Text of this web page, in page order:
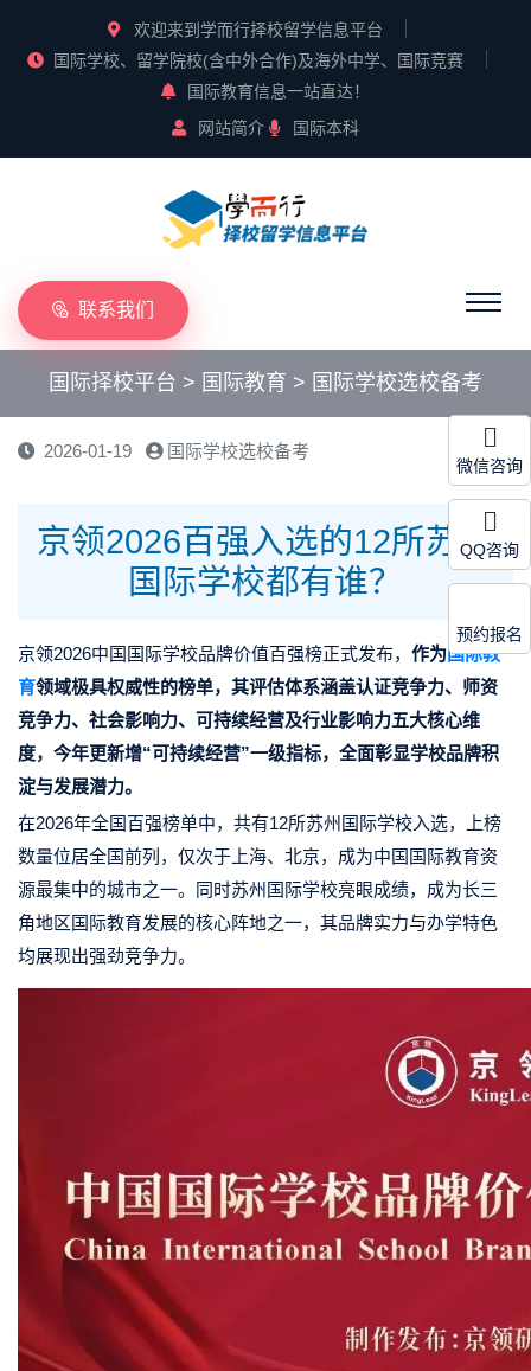
欢迎来到学而行择校留学信息平台
国际学校、留学院校(含中外合作)及海外中学、国际竞赛
国际教育信息一站直达！
网站简介
国际本科
联系我们
国际择校平台 > 国际教育 > 国际学校选校备考
2026-01-19 国际学校选校备考
京领2026百强入选的12所苏州
国际学校都有谁？
京领2026中国国际学校品牌价值百强榜正式发布， 作为国际教
育领域极具权威性的榜单，其评估体系涵盖认证竞争力、师资
竞争力、社会影响力、可持续经营及行业影响力五大核心维
度，今年更新增“可持续经营”一级指标，全面彰显学校品牌积
淀与发展潜力。
在2026年全国百强榜单中，共有12所苏州国际学校入选，上榜
数量位居全国前列，仅次于上海、北京，成为中国国际教育资
源最集中的城市之一。同时苏州国际学校亮眼成绩，成为长三
角地区国际教育发展的核心阵地之一，其品牌实力与办学特色
均展现出强劲竞争力。
微信咨询
QQ咨询
预约报名